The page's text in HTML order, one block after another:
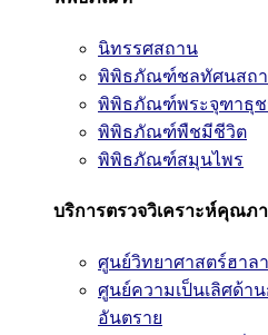
นิทรรศสถาน
พิพิธภัณฑ์ชลทัศนสถ
พิพิธภัณฑ์พระจุฑาธุช
พิพิธภัณฑ์พืชมีชีวิต
พิพิธภัณฑ์สมุนไพร
บริการตรวจวิเคราะห์คุณภ
ศูนย์วิทยาศาสตร์ฮาล
ศูนย์ความเป็นเลิศด้า
อันตราย